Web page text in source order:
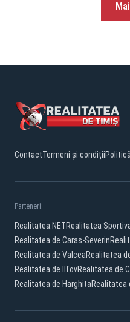
ContactTermeni și condiții
Parteneri:
Realitatea.NETRealitatea
Realitatea de Caras-Severin
Realitatea de ValceaRealitatea
Realitatea de IlfovRealitatea de
Realitatea de HarghitaRealitatea